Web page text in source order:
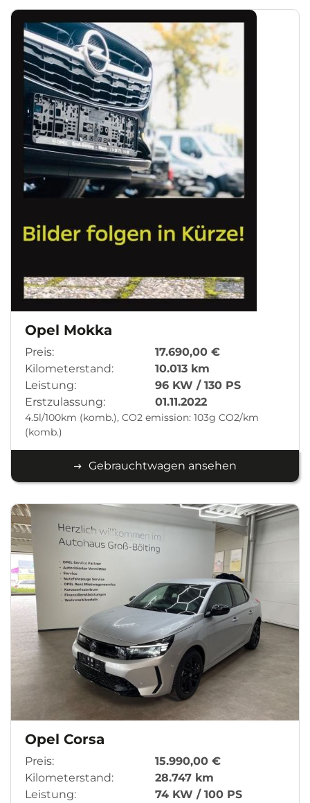
Opel Mokka
Preis:
17.690,00 €
Kilometerstand:
10.013 km
Leistung:
96 KW / 130 PS
Erstzulassung:
01.11.2022
4.5l/100km (komb.), CO2 emission: 103g CO2/km
(komb.)
Gebrauchtwagen ansehen
Opel Corsa
Preis:
15.990,00 €
Kilometerstand:
28.747 km
Leistung:
74 KW / 100 PS